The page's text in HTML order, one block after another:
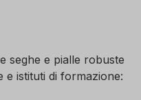
seghe e pialle robuste
e istituti di formazione: